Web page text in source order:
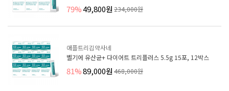
79%49,800원 234,000원
애플트리김약사네
벨기에 유산균+ 다이어트 트리플러스 5.5g 15포, 12박스
81%89,000원 468,000원